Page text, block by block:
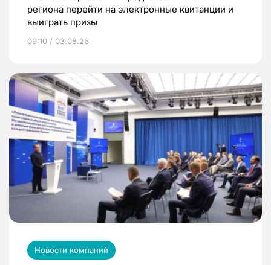
региона перейти на электронные квитанции и
выиграть призы
09:10 / 03.08.26
Новости компаний